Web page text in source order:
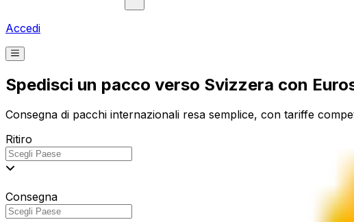
Accedi
Spedisci un pacco verso Svizzera con
Consegna di pacchi internazionali resa semplice, con tariffe
Ritiro
Consegna